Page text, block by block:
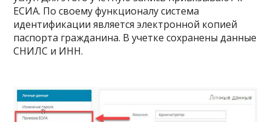
ЕСИА. По своему функционалу система
идентификации является электронной копией
паспорта гражданина. В учетке сохранены данные
СНИЛС и ИНН.